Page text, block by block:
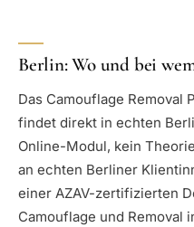
Berlin: Wo und bei
Das Camouflage
findet direkt in echten
Online-Modul, kein
an echten Berliner
einer AZAV-zertifizierten
Camouflage und Removal